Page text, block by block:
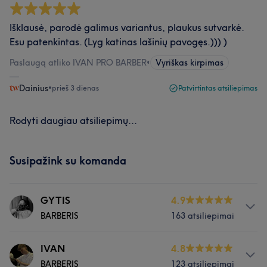
Išklausė, parodė galimus variantus, plaukus sutvarkė.
Esu patenkintas. (Lyg katinas lašinių pavogęs.))) )
Paslaugą atliko IVAN PRO BARBER• Vyriškas kirpimas
Dainius•prieš 3 dienas Patvirtintas atsiliepimas
Rodyti daugiau atsiliepimų...
Susipažink su komanda
GYTIS
BARBERIS
4.9
163 atsiliepimai
Apie
IVAN
BARBERIS
4.8
123 atsiliepimai